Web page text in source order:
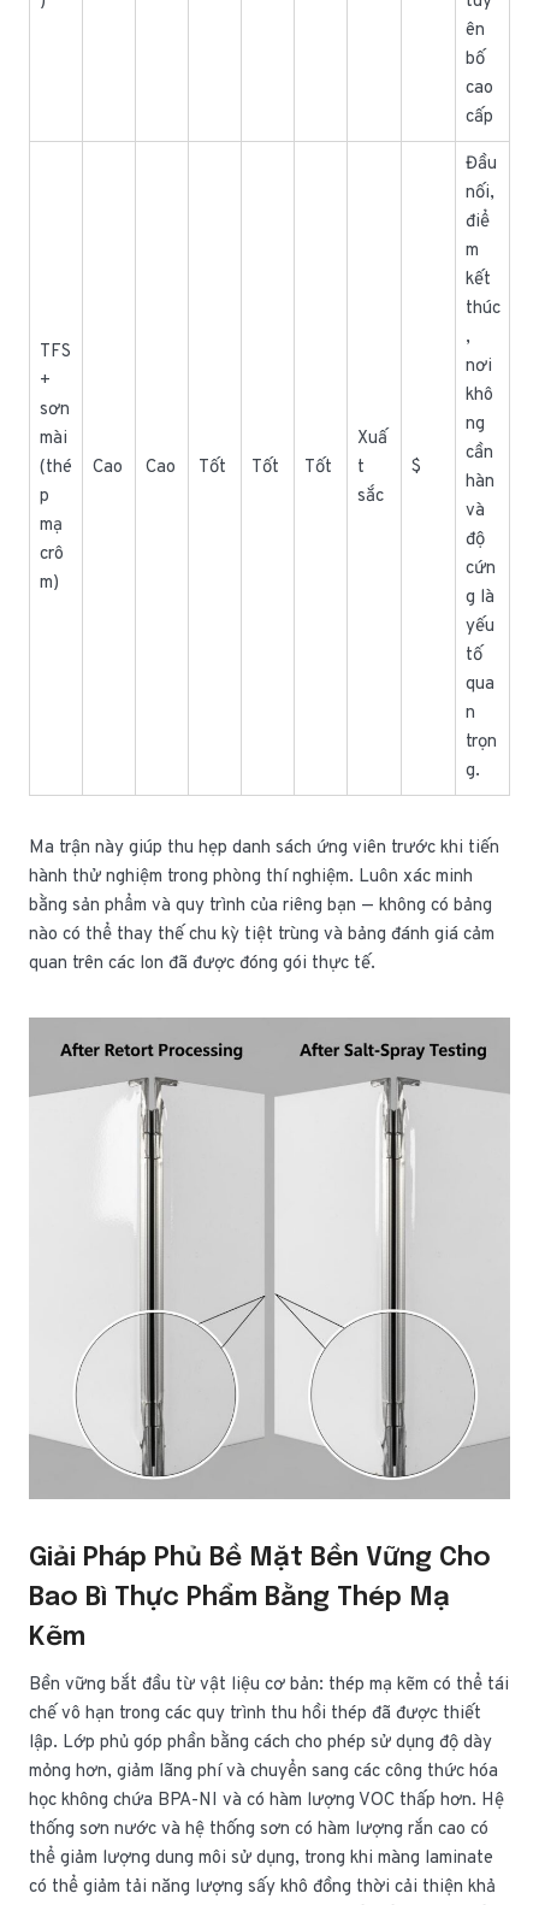
ên
bố
cao
cấp
TFS
+
sơn
mài
(thé
p
mạ
crô
m)
Cao Cao Tốt Tốt Tốt
Xuấ
t
sắc
$
Đầu
nối,
điể
m
kết
thúc
,
nơi
khô
ng
cần
hàn
và
độ
cứn
g là
yếu
tố
qua
n
trọn
g.
Ma trận này giúp thu hẹp danh sách ứng viên trước khi tiến
hành thử nghiệm trong phòng thí nghiệm. Luôn xác minh
bằng sản phẩm và quy trình của riêng bạn — không có bảng
nào có thể thay thế chu kỳ tiệt trùng và bảng đánh giá cảm
quan trên các lon đã được đóng gói thực tế.
Giải Pháp Phủ Bề Mặt Bền Vững Cho
Bao Bì Thực Phẩm Bằng Thép Mạ
Kẽm
Bền vững bắt đầu từ vật liệu cơ bản: thép mạ kẽm có thể tái
chế vô hạn trong các quy trình thu hồi thép đã được thiết
lập. Lớp phủ góp phần bằng cách cho phép sử dụng độ dày
mỏng hơn, giảm lãng phí và chuyển sang các công thức hóa
học không chứa BPA-NI và có hàm lượng VOC thấp hơn. Hệ
thống sơn nước và hệ thống sơn có hàm lượng rắn cao có
thể giảm lượng dung môi sử dụng, trong khi màng laminate
có thể giảm tải năng lượng sấy khô đồng thời cải thiện khả